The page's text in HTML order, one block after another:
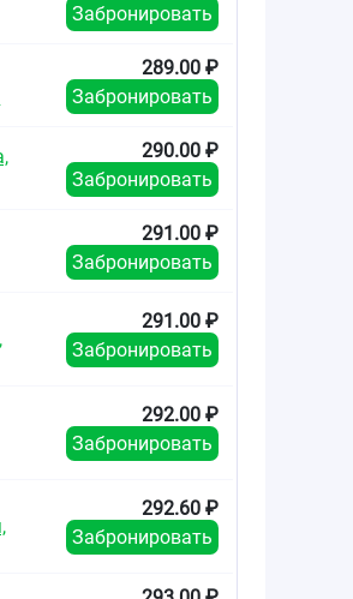
Забронировать
289.00 ₽
Забронировать
290.00 ₽
Забронировать
291.00 ₽
Забронировать
291.00 ₽
Забронировать
292.00 ₽
Забронировать
292.60 ₽
Забронировать